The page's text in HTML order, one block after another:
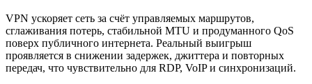
VPN ускоряет сеть за счёт управляемых маршрутов,
сглаживания потерь, стабильной MTU и продуманного QoS
поверх публичного интернета. Реальный выигрыш
проявляется в снижении задержек, джиттера и повторных
передач, что чувствительно для RDP, VoIP и синхронизаций.